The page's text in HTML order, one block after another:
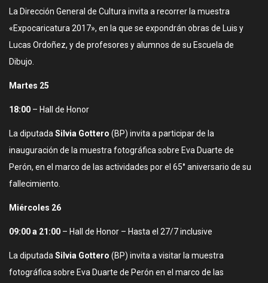
La Dirección General de Cultura invita a recorrer la muestra
«Expocaricatura 2017», en la que se expondrán obras de Luis y
Lucas Ordoñez, y de profesores y alumnos de su Escuela de
Dibujo.
Martes 25
18:00 – Hall de Honor
La diputada Silvia Gottero (BP) invita a participar de la
inauguración de la muestra fotográfica sobre Eva Duarte de
Perón, en el marco de las actividades por el 65° aniversario de su
fallecimiento.
Miércoles 26
09:00 a 21:00 – Hall de Honor – Hasta el 27/7 inclusive
La diputada Silvia Gottero (BP) invita a visitar la muestra
fotográfica sobre Eva Duarte de Perón en el marco de las